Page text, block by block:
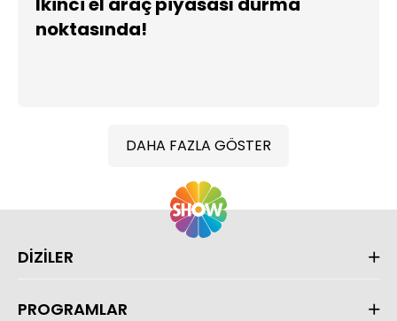
noktasında!
DAHA FAZLA GÖSTER
DİZİLER
PROGRAMLAR